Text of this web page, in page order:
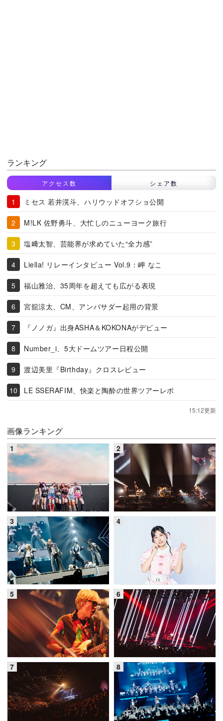
ランキング
アクセス数 シェア数
ミセス 若井滉斗、ハリウッドオフショ公開
M!LK 佐野勇斗、大忙しのニューヨーク旅行
塩﨑太智、芸能界が求めていた“全力感”
Liella! リレーインタビュー Vol.9：岬 なこ
福山雅治、35周年を超えても広がる表現
宮舘涼太、CM、アンバサダー起用の背景
『ノノガ』出身ASHA＆KOKONAがデビュー
Number_i、5大ドームツアー日程公開
渡辺美里『Birthday』クロスレビュー
LE SSERAFIM、快楽と陶酔の世界ツアーレポ
15:12更新
画像ランキング